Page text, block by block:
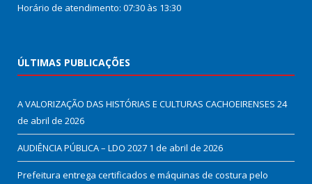
Horário de atendimento: 07:30 às 13:30
ÚLTIMAS PUBLICAÇÕES
A VALORIZAÇÃO DAS HISTÓRIAS E CULTURAS CACHOEIRENSES 24
de abril de 2026
AUDIÊNCIA PÚBLICA – LDO 2027 1 de abril de 2026
Prefeitura entrega certificados e máquinas de costura pelo